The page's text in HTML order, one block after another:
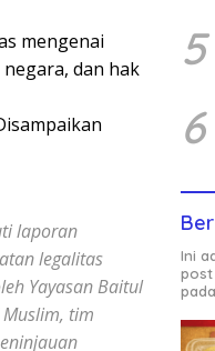
mengenai
dan hak
laporan
legalitas
Yayasan Baitul
tim
5
6
Ini
post